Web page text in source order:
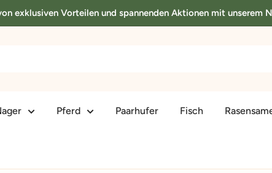
exklusiven Vorteilen und spannenden Aktionen mit unserem
Pferd Paarhufer Fisch